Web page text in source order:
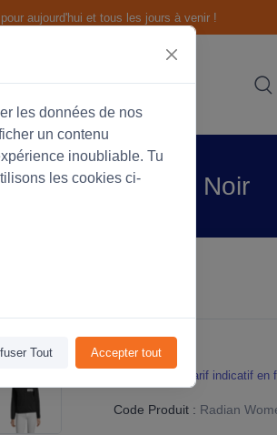
aujourd'hui et tous les jours à venir !
coeur et dos - Noir
65€00 (Tarif indicatif
Code Produit : Radian
les données de nos
un contenu
inoubliable. Tu
les cookies ci-
Tout Accepter tout